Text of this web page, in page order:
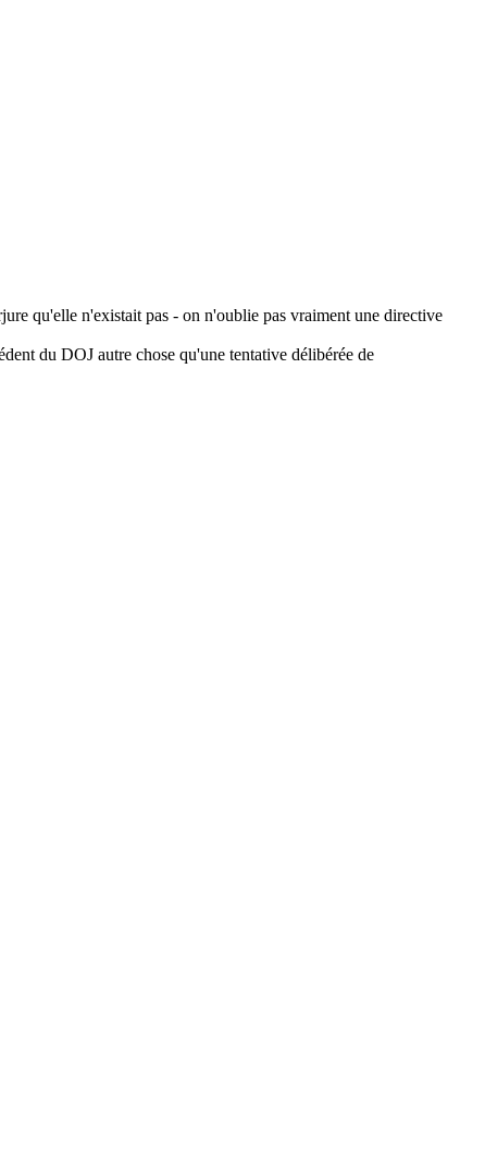
qu'elle n'existait pas - on n'oublie pas vraiment une directive
du DOJ autre chose qu'une tentative délibérée de